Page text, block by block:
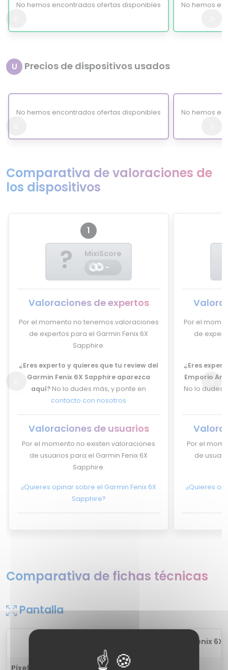
No hemos encontrados ofertas disponibles No hemos
U Precios de dispositivos usados
No hemos encontrados ofertas disponibles No hemos
Comparativa de valoraciones de
los dispositivos
1
?
MixiScore
-
Valoraciones de expertos
Por el momento no tenemos valoraciones
de expertos para el Garmin Fenix 6X
Sapphire.
¿Eres experto y quieres que tu review del
Garmin Fenix 6X Sapphire aparezca
aquí? No lo dudes más, y ponte en
contacto con nosotros
Valoraciones de usuarios
Por el momento no existen valoraciones
de usuarios para el Garmin Fenix 6X
Sapphire.
¿Quieres opinar sobre el Garmin Fenix 6X
Sapphire?
Por el
de
¿Eres
Emporio
No lo dudes
Por el
de
¿Quieres
Comparativa de fichas técnicas
Pantalla
Garmin Fenix 6X